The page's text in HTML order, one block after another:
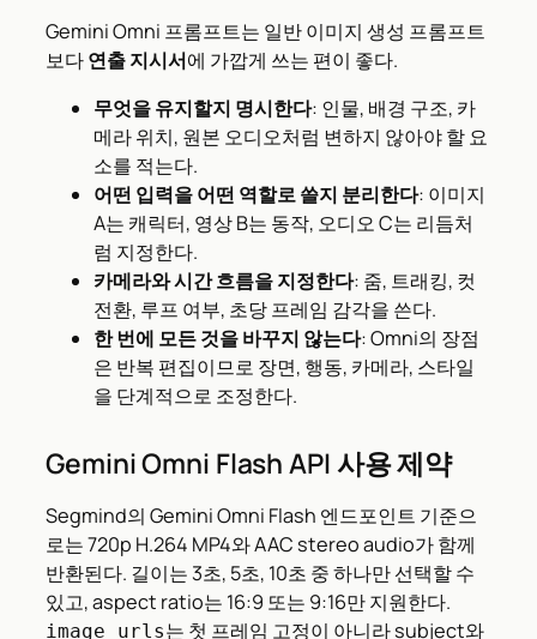
Gemini Omni 프롬프트는 일반 이미지 생성 프롬프트
보다연출 지시서에 가깝게 쓰는 편이 좋다.
무엇을 유지할지 명시한다: 인물, 배경 구조, 카
메라 위치, 원본 오디오처럼 변하지 않아야 할 요
소를 적는다.
어떤 입력을 어떤 역할로 쓸지 분리한다: 이미지
A는 캐릭터, 영상 B는 동작, 오디오 C는 리듬처
럼 지정한다.
카메라와 시간 흐름을 지정한다: 줌, 트래킹, 컷
전환, 루프 여부, 초당 프레임 감각을 쓴다.
한 번에 모든 것을 바꾸지 않는다: Omni의 장점
은 반복 편집이므로 장면, 행동, 카메라, 스타일
을 단계적으로 조정한다.
Gemini Omni Flash API 사용 제약
Segmind의 Gemini Omni Flash 엔드포인트 기준으
로는 720p H.264 MP4와 AAC stereo audio가 함께
반환된다. 길이는 3초, 5초, 10초 중 하나만 선택할 수
있고, aspect ratio는 16:9 또는 9:16만 지원한다.
image_urls는 첫 프레임 고정이 아니라 subject와